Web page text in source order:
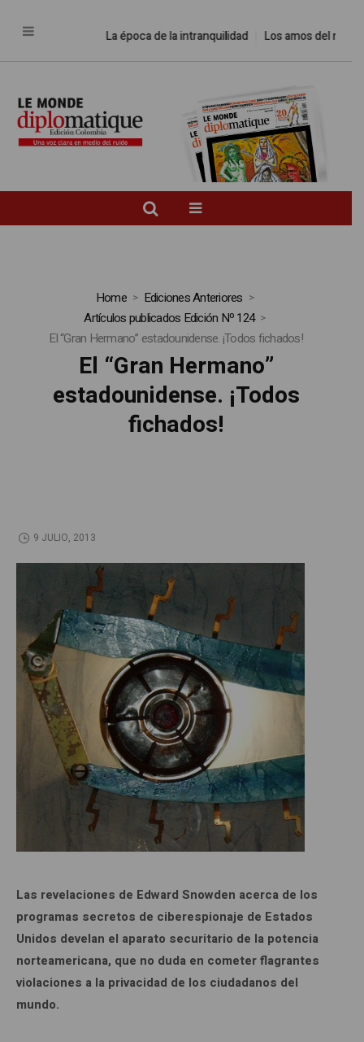
La época de la intranquilidad Los amos del mundo
Home
Ediciones Anteriores
Artículos publicados Edición Nº 124
El “Gran Hermano” estadounidense. ¡Todos fichados!
El “Gran Hermano”
estadounidense. ¡Todos
fichados!
9 JULIO, 2013
Las revelaciones de Edward Snowden acerca de los
programas secretos de ciberespionaje de Estados
Unidos develan el aparato securitario de la potencia
norteamericana, que no duda en cometer flagrantes
violaciones a la privacidad de los ciudadanos del
mundo.